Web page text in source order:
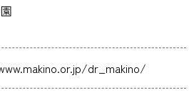
dr_makino/